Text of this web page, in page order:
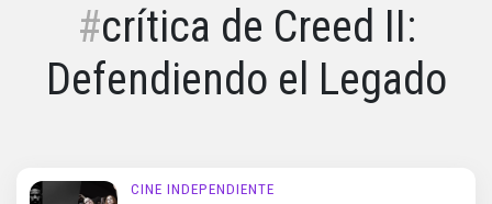
crítica de Creed II:
Defendiendo el Legado
CINE INDEPENDIENTE